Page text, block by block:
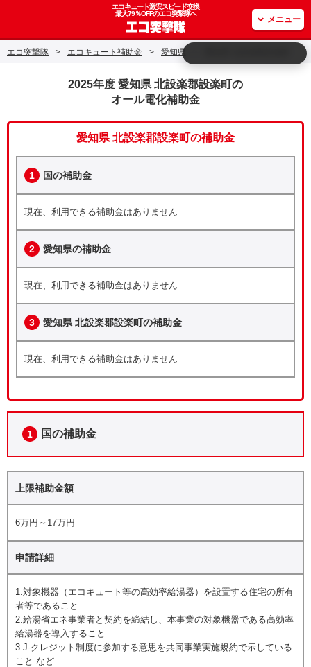
エコキュート激安スピード交換
最大79％OFFのエコ突撃隊へ
メニュー
エコ突撃隊 > エコキュート補助金 > 愛知県
2025年度 愛知県 北設楽郡設楽町の
オール電化補助金
愛知県 北設楽郡設楽町の補助金
1 国の補助金
現在、利用できる補助金はありません
2 愛知県の補助金
現在、利用できる補助金はありません
3 愛知県 北設楽郡設楽町の補助金
現在、利用できる補助金はありません
1 国の補助金
上限補助金額
6万円～17万円
申請詳細
1.対象機器（エコキュート等の高効率給湯器）を設置する住宅の所有
者等であること
2.給湯省エネ事業者と契約を締結し、本事業の対象機器である高効率
給湯器を導入すること
3.J-クレジット制度に参加する意思を共同事業実施規約で示している
こと など